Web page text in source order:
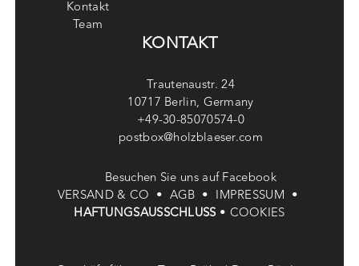
Kontakt
Team
KONTAKT
Trautenaustr. 24
10717 Berlin, Germany
+49-30-85070574-0
postbox@holzblaeser.com
Besuchen Sie uns auf Facebook
VERSAND & CO • AGB • IMPRESSUM •
HAFTUNGSAUSSCHLUSS • COOKIES